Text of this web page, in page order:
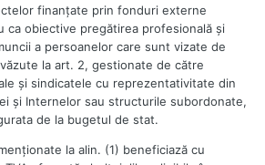
finanţate prin fonduri externe
ca obiective pregătirea profesională şi
a persoanelor care sunt vizate de
la art. 2, gestionate de către
şi sindicatele cu reprezentativitate din
şi Internelor sau structurile subordonate,
de la bugetul de stat.
la alin. (1) beneficiază cu